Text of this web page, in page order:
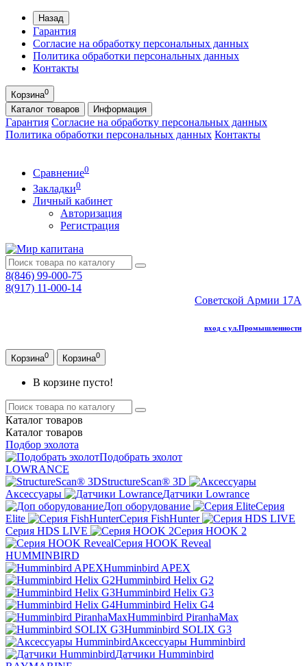
Назад
Гарантия
Согласие на обработку персональных данных
Политика обработки персональных данных
Контакты
Корзина0
Каталог товаров Информация
Гарантия Согласие на обработку персональных данных
Политика обработки персональных данных Контакты
Сравнение0
Закладки0
Личный кабинет
Авторизация
Регистрация
8(846) 99-000-75
8(917) 11-000-14
Советской Армии 17А
вход с ул.Промышленности
Корзина0 Корзина0
В корзине пусто!
Каталог товаров
Каталог товаров
Подбор эхолота
Подобрать эхолот
LOWRANCE
StructureScan® 3D
Аксессуары
Датчики Lowrance
Доп оборудование
Серия
Elite
Серия FishHunter
Серия HDS LIVE
Серия HOOK 2
Серия HOOK Reveal
HUMMINBIRD
Humminbird APEX
Humminbird Helix G2
Humminbird Helix G3
Humminbird Helix G4
Humminbird PiranhaMax
Humminbird SOLIX G3
Аксессуары Humminbird
Датчики Humminbird